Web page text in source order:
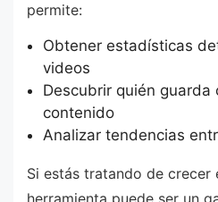
permite:
Obtener estadísticas
videos
Descubrir quién guarda
contenido
Analizar tendencias
Si estás tratando de crecer